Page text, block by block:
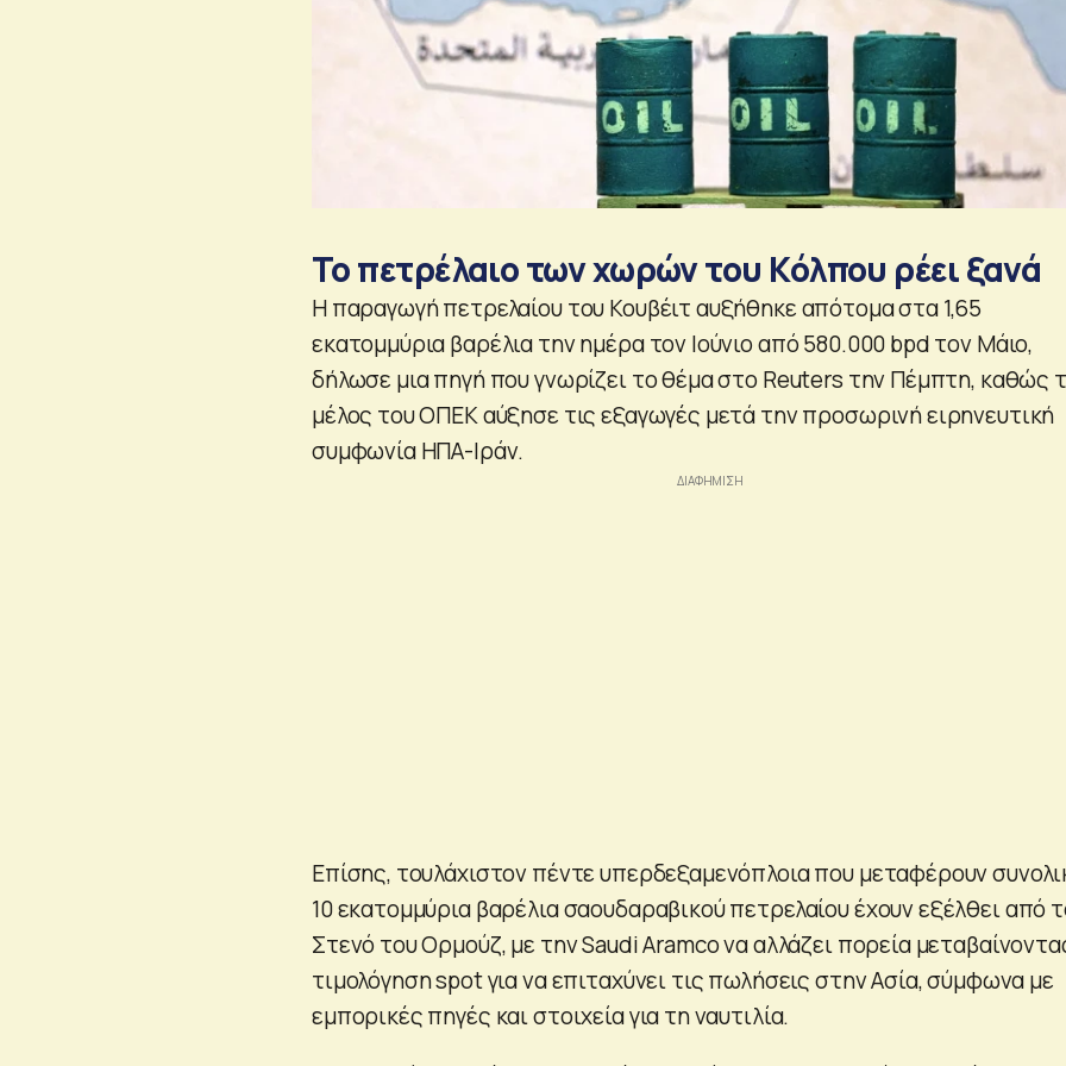
Το πετρέλαιο των χωρών του Κόλπου ρέει ξανά
Η παραγωγή πετρελαίου του Κουβέιτ αυξήθηκε απότομα στα 1,65
εκατομμύρια βαρέλια την ημέρα τον Ιούνιο από 580.000 bpd τον Μάιο,
δήλωσε μια πηγή που γνωρίζει το θέμα στο Reuters την Πέμπτη, καθώς
μέλος του ΟΠΕΚ αύξησε τις εξαγωγές μετά την προσωρινή ειρηνευτική
συμφωνία ΗΠΑ-Ιράν.
Επίσης, τουλάχιστον πέντε υπερδεξαμενόπλοια που μεταφέρουν
10 εκατομμύρια βαρέλια σαουδαραβικού πετρελαίου έχουν εξέλθει από
Στενό του Ορμούζ, με την Saudi Aramco να αλλάζει πορεία
τιμολόγηση spot για να επιταχύνει τις πωλήσεις στην Ασία, σύμφωνα με
εμπορικές πηγές και στοιχεία για τη ναυτιλία.